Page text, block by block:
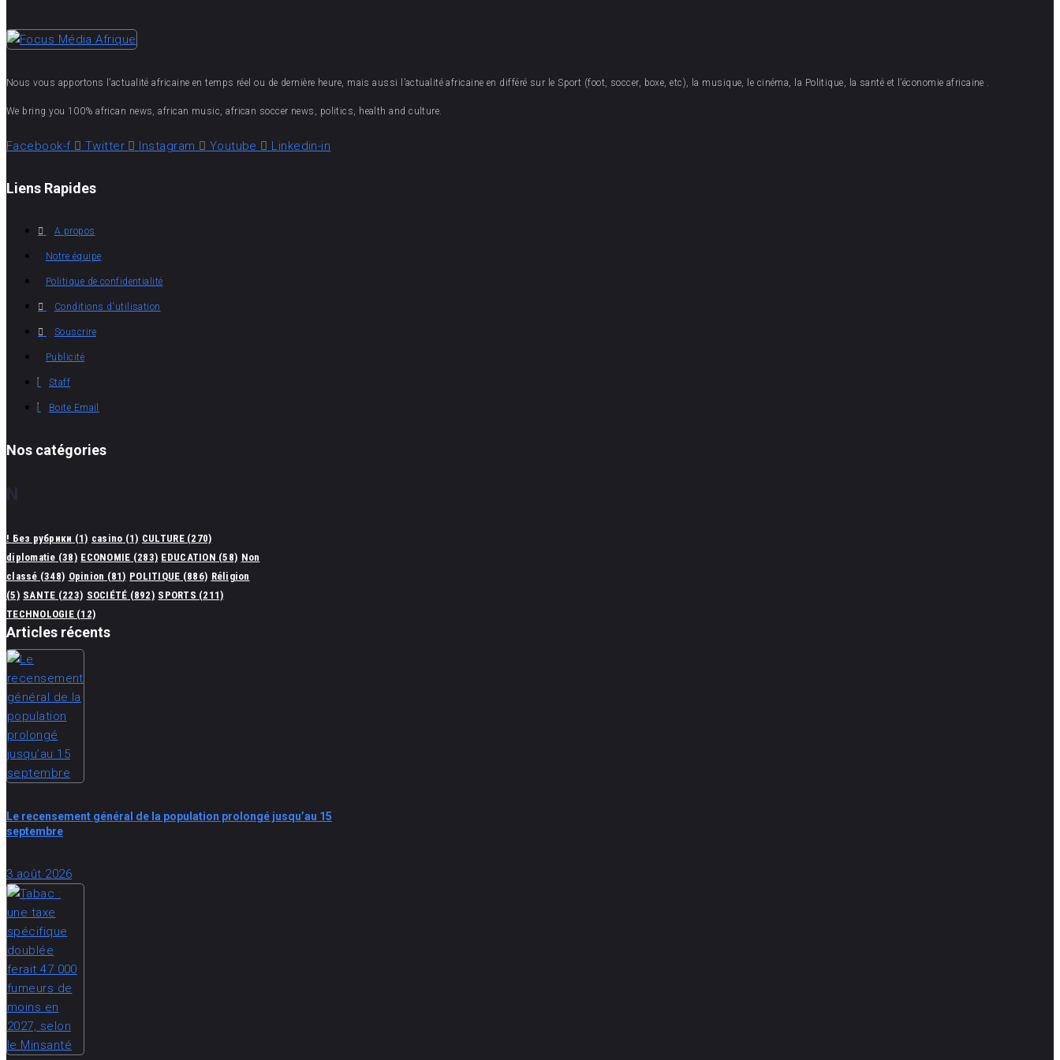
Nous vous apportons l’actualité africaine en temps réel ou de dernière heure, mais aussi l’actualité africaine en différé sur le Sport (foot, soccer, boxe, etc), la musique, le cinéma, la Politique, la santé et l’économie africaine .
We bring you 100% african news, african music, african soccer news, politics, health and culture.
Facebook-f Twitter Instagram Youtube Linkedin-in
Liens Rapides
A propos
Notre équipe
Politique de confidentialité
Conditions d'utilisation
Souscrire
Publicité
Staff
Boite Email
Nos catégories
N
! Без рубрики (1) casino (1) CULTURE(270)
diplomatie (38) ECONOMIE (283) EDUCATION (58) Non
classé (348) Opinion (81) POLITIQUE (886) Réligion
(5) SANTE (223) SOCIÉTÉ (892) SPORTS (211)
TECHNOLOGIE(12)
Articles récents
Le recensement général de la population prolongé jusqu’au 15
septembre
3 août 2026